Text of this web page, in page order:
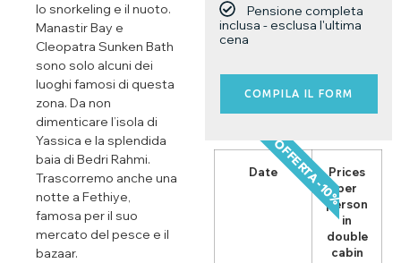
lo snorkeling e il nuoto.
Manastir Bay e
Cleopatra Sunken Bath
sono solo alcuni dei
luoghi famosi di questa
zona. Da non
dimenticare l’isola di
Yassica e la splendida
baia di Bedri Rahmi.
Trascorremo anche una
notte a Fethiye,
famosa per il suo
mercato del pesce e il
bazaar.
Pensione completa
inclusa - esclusa l'ultima
cena
COMPILA IL FORM
OFFERTA -10%
Date
Prices
per
person
in
double
cabin